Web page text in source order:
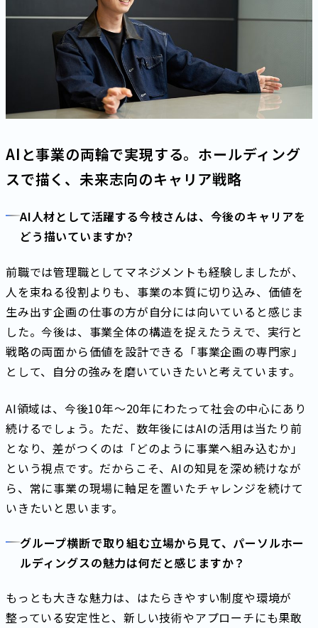
AIと事業の両輪で実現する。ホールディング
スで描く、未来志向のキャリア戦略
AI人材として活躍する今枝さんは、今後のキャリアを
どう描いていますか?
前職では管理職としてマネジメントも経験しましたが、
人を束ねる役割よりも、事業の本質に切り込み、価値を
生み出す企画の仕事の方が自分には向いていると感じま
した。今後は、事業全体の構造を捉えたうえで、実行と
戦略の両面から価値を設計できる「事業企画の専門家」
として、自分の強みを磨いていきたいと考えています。
AI領域は、今後10年〜20年にわたって社会の中心にあり
続けるでしょう。ただ、数年後にはAIの活用は当たり前
となり、差がつくのは「どのように事業へ組み込むか」
という視点です。だからこそ、AIの知見を深め続けなが
ら、常に事業の現場に軸足を置いたチャレンジを続けて
いきたいと思います。
グループ横断で取り組む立場から見て、パーソルホー
ルディングスの魅力は何だと感じますか？
もっとも大きな魅力は、はたらきやすい制度や環境が
整っている安定性と、新しい技術やアプローチにも果敢